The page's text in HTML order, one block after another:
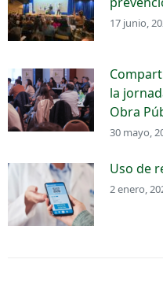
17 junio,
la
Obra
30 mayo,
Uso de
2 enero,